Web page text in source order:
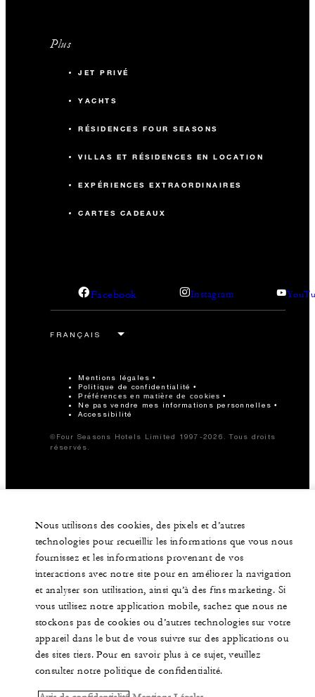
Plus
JET PRIVÉ
YACHTS
RÉSIDENCES FOUR SEASONS
VILLAS ET RÉSIDENCES EN LOCATION
EXPÉRIENCES EXTRAORDINAIRES
CARTES CADEAUX
Facebook Instagram
Mentions légales
Politique de confidentialité
Préférences en matière de cookies
Ne pas vendre mes informations personnelles
Accessibilité
©Four Seasons Hotels Limited 1997-2026. Tous droits
réservés.
Nous utilisons des cookies, des pixels et d’autres
technologies pour recueillir les informations que vous nous
fournissez et les informations provenant de vos
interactions avec notre site pour en améliorer la navigation
et analyser son utilisation, ainsi qu’à des fins marketing. Si
vous utilisez notre application mobile, sachez que nous ne
stockons pas de cookies ou d’autres technologies sur votre
appareil dans le but de vous suivre sur des applications ou
des sites tiers. Pour en savoir plus à ce sujet, veuillez
consulter notre politique de confidentialité.